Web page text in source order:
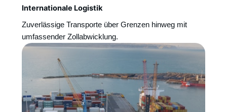
Internationale Logistik
Zuverlässige Transporte über Grenzen hinweg mit
umfassender Zollabwicklung.